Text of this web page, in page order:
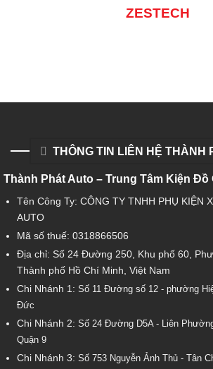
ZESTECH
THÔNG TIN LIÊN HỆ THÀNH
Thành Phát Auto – Trung Tâm Kiện Đồ
Tên Công Ty: CÔNG TY TNHH PHỤ KIỆN
AUTO
Mã số thuế: 0318866506
Địa chỉ: Số 24 Đường 250, Khu phố 60,
Thành phố Hồ Chí Minh, Việt Nam
Chi Nhánh 1: Số 11 Đường số 12 - phường
Đức
Chi Nhánh 2: Số 24 Đường D5A - Liên
Quận 9
Chi Nhánh 3: Số 753Nguyễn Ảnh Thủ - Tân